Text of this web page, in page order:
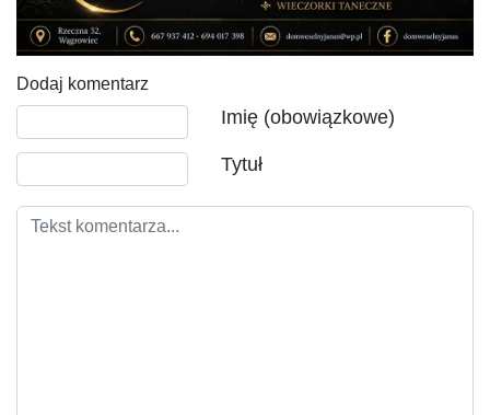
Dodaj komentarz
Imię (obowiązkowe)
Tytuł
Tekst komentarza